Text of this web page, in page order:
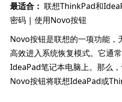
最适合： 联想ThinkPad和
密码 | 使用Novo按钮
Novo按钮是联想的一项功能，
高效进入系统恢复模式。它通
IdeaPad笔记本电脑上。那么
Novo按钮将联想IdeaPad或